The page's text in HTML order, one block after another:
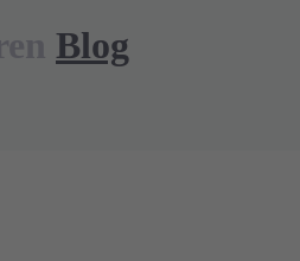
Blog